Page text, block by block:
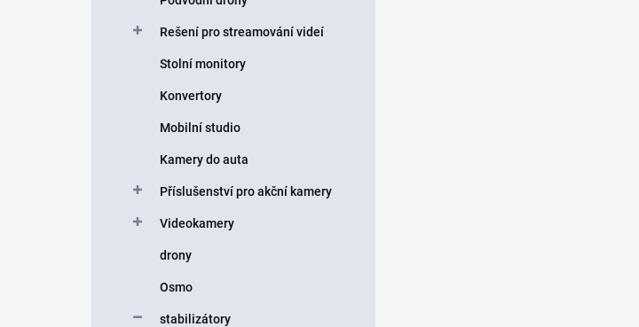
Rešení pro streamování videí
Stolní monitory
Konvertory
Mobilní studio
Kamery do auta
Příslušenství pro akční kamery
Videokamery
drony
Osmo
stabilizátory